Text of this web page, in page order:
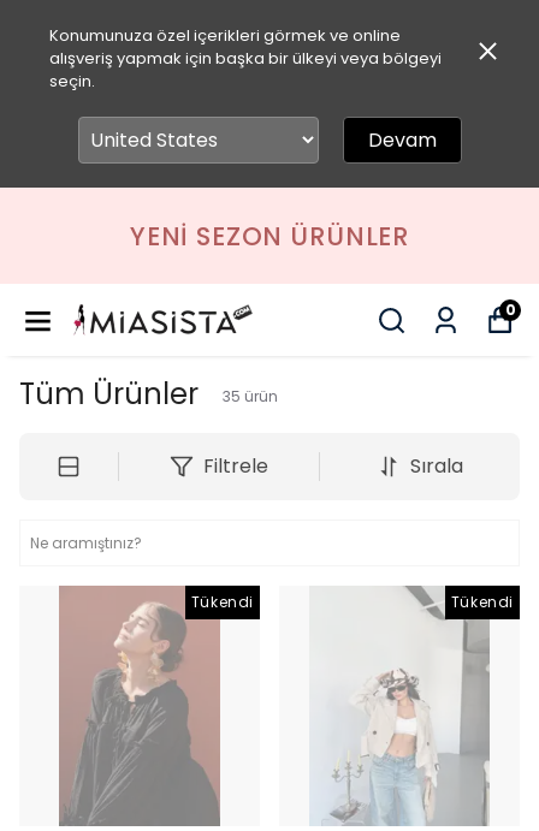
Konumunuza özel içerikleri görmek ve online
alışveriş yapmak için başka bir ülkeyi veya bölgeyi
seçin.
Devam
YENI SEZON ÜRÜNLER
0
Tüm Ürünler 35 ürün
Filtrele Sırala
Tükendi Tükendi